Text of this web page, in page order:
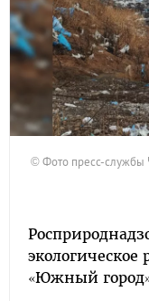
© Фото пресс-службы
«Южный